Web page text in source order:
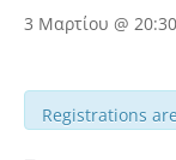
3 Μαρτίου @ 20:30
Registrations